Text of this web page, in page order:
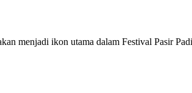
menjadi ikon utama dalam Festival Pasir